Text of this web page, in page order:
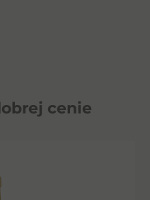
cenie